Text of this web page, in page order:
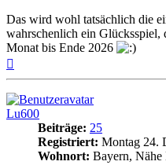
Das wird wohl tatsächlich die
wahrschenlich ein Glücksspiel,
Monat bis Ende 2026
Lu600
Beiträge: 25
Registriert: Montag 24.
Wohnort: Bayern, Nähe